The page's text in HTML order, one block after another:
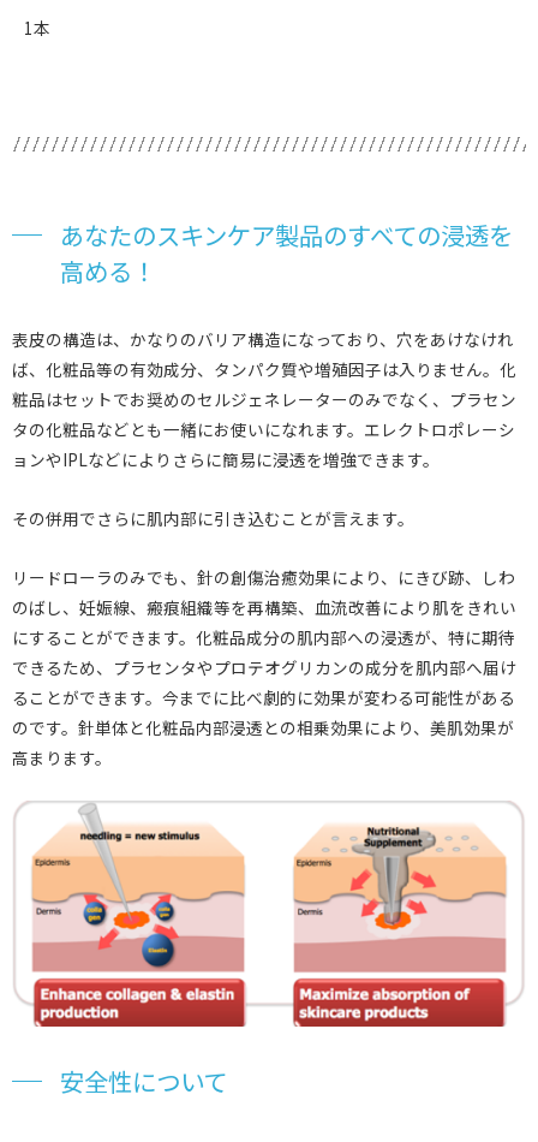
1本
あなたのスキンケア製品のすべての浸透を
高める！
表皮の構造は、かなりのバリア構造になっており、穴をあけなけれ
ば、化粧品等の有効成分、タンパク質や増殖因子は入りません。化
粧品はセットでお奨めのセルジェネレーターのみでなく、プラセン
タの化粧品などとも一緒にお使いになれます。エレクトロポレーシ
ョンやIPLなどによりさらに簡易に浸透を増強できます。
その併用でさらに肌内部に引き込むことが言えます。
リードローラのみでも、針の創傷治癒効果により、にきび跡、しわ
のばし、妊娠線、瘢痕組織等を再構築、血流改善により肌をきれい
にすることができます。化粧品成分の肌内部への浸透が、特に期待
できるため、プラセンタやプロテオグリカンの成分を肌内部へ届け
ることができます。今までに比べ劇的に効果が変わる可能性がある
のです。針単体と化粧品内部浸透との相乗効果により、美肌効果が
高まります。
安全性について